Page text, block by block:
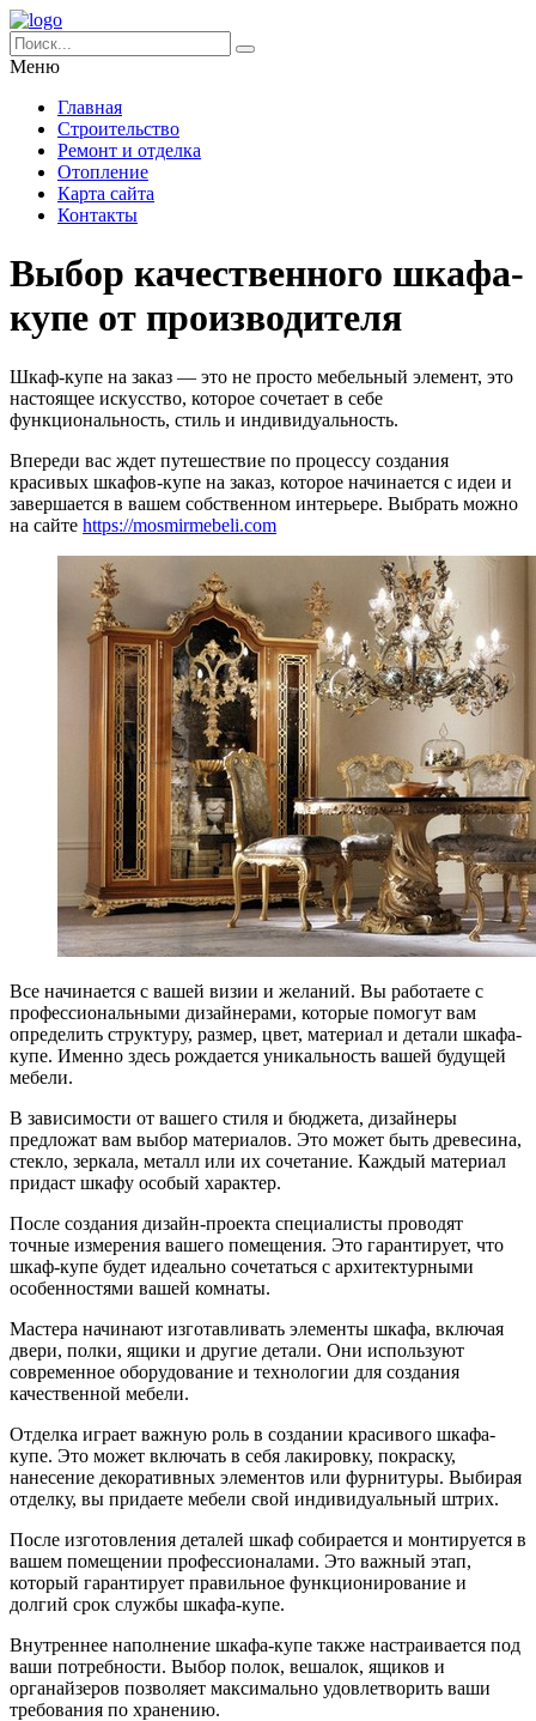
Меню
Главная
Строительство
Ремонт и отделка
Отопление
Карта сайта
Контакты
Выбор качественного шкафа-
купе от производителя
Шкаф-купе на заказ — это не просто мебельный элемент, это
настоящее искусство, которое сочетает в себе
функциональность, стиль и индивидуальность.
Впереди вас ждет путешествие по процессу создания
красивых шкафов-купе на заказ, которое начинается с идеи и
завершается в вашем собственном интерьере. Выбрать можно
на сайте https://mosmirmebeli.com
Все начинается с вашей визии и желаний. Вы работаете с
профессиональными дизайнерами, которые помогут вам
определить структуру, размер, цвет, материал и детали шкафа-
купе. Именно здесь рождается уникальность вашей будущей
мебели.
В зависимости от вашего стиля и бюджета, дизайнеры
предложат вам выбор материалов. Это может быть древесина,
стекло, зеркала, металл или их сочетание. Каждый материал
придаст шкафу особый характер.
После создания дизайн-проекта специалисты проводят
точные измерения вашего помещения. Это гарантирует, что
шкаф-купе будет идеально сочетаться с архитектурными
особенностями вашей комнаты.
Мастера начинают изготавливать элементы шкафа, включая
двери, полки, ящики и другие детали. Они используют
современное оборудование и технологии для создания
качественной мебели.
Отделка играет важную роль в создании красивого шкафа-
купе. Это может включать в себя лакировку, покраску,
нанесение декоративных элементов или фурнитуры. Выбирая
отделку, вы придаете мебели свой индивидуальный штрих.
После изготовления деталей шкаф собирается и монтируется в
вашем помещении профессионалами. Это важный этап,
который гарантирует правильное функционирование и
долгий срок службы шкафа-купе.
Внутреннее наполнение шкафа-купе также настраивается под
ваши потребности. Выбор полок, вешалок, ящиков и
органайзеров позволяет максимально удовлетворить ваши
требования по хранению.